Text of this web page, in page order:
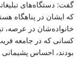
گفت: دستگاه‌های
که ایشان در پناهگاه
خانواده‌شان در عرصه،
کسانی که در جامعه فریب
بودند، احساس پشیمانی